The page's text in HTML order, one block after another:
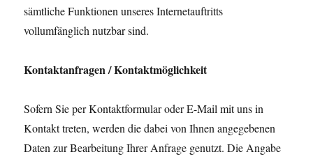
sämtliche Funktionen unseres Internetauftritts
vollumfänglich nutzbar sind.
Kontaktanfragen / Kontaktmöglichkeit
Sofern Sie per Kontaktformular oder E-Mail mit uns in
Kontakt treten, werden die dabei von Ihnen angegebenen
Daten zur Bearbeitung Ihrer Anfrage genutzt. Die Angabe